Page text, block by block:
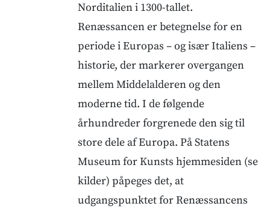
Norditalien i 1300-tallet.
Renæssancen er betegnelse for en
periode i Europas – og især Italiens –
historie, der markerer overgangen
mellem Middelalderen og den
moderne tid. I de følgende
århundreder forgrenede den sig til
store dele af Europa. På Statens
Museum for Kunsts hjemmesiden (se
kilder) påpeges det, at
udgangspunktet for Renæssancens